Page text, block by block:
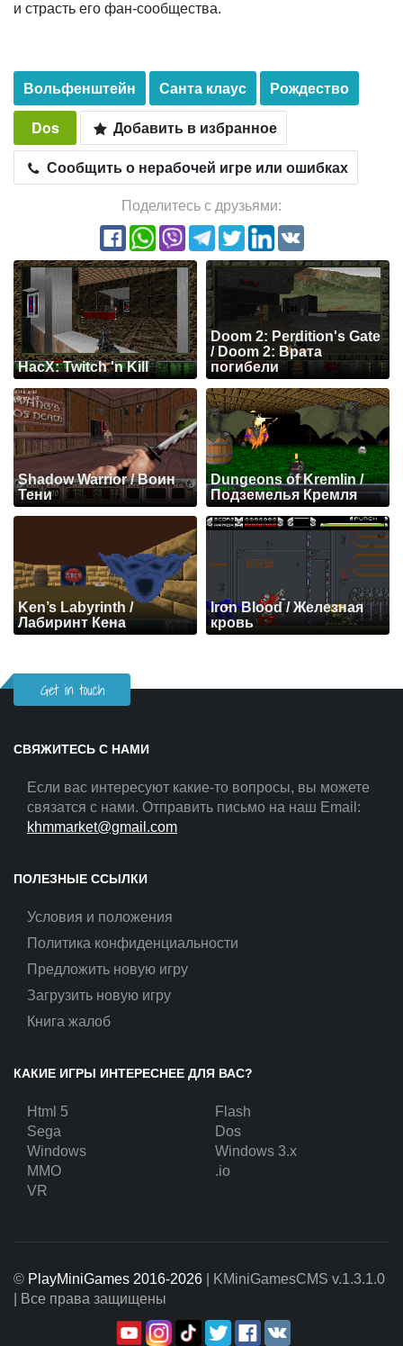
и страсть его фан-сообщества.
Вольфенштейн Санта клаус
Рождество
Dos
Добавить в избранное
Сообщить о нерабочей игре или ошибках
Поделитесь с друзьями:
HacX: Twitch 'n Kill
Doom 2: Perdition's Gate
/ Doom 2: Врата
погибели
Shadow Warrior / Воин
Тени
Dungeons of Kremlin /
Подземелья Кремля
Ken’s Labyrinth /
Лабиринт Кена
Iron Blood / Железная
кровь
Get in touch
СВЯЖИТЕСЬ С НАМИ
Если вас интересуют какие-то вопросы, вы можете
связатся с нами. Отправить письмо на наш Email:
khmmarket@gmail.com
ПОЛЕЗНЫЕ ССЫЛКИ
Условия и положения
Политика конфиденциальности
Предложить новую игру
Загрузить новую игру
Книга жалоб
КАКИЕ ИГРЫ ИНТЕРЕСНЕЕ ДЛЯ ВАС?
Html 5
Flash
Sega
Dos
Windows
Windows 3.x
MMO
.io
VR
© PlayMiniGames 2016-2026 | KMiniGamesCMS v.1.3.1.0
| Все права защищены